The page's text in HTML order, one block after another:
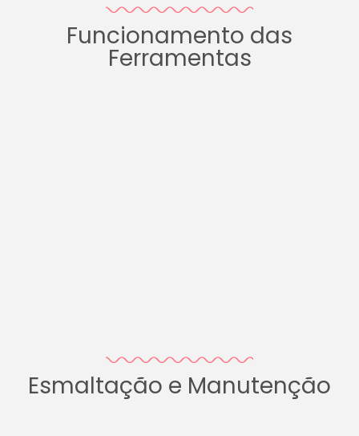
Funcionamento das
Ferramentas
Esmaltação e Manutenção